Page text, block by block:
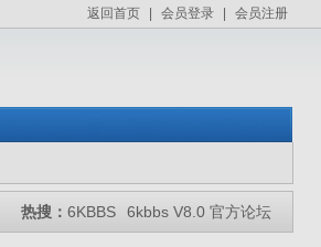
返回首页 会员登录 会员注册
热搜： 6KBBS 6kbbs V8.0 官方论坛